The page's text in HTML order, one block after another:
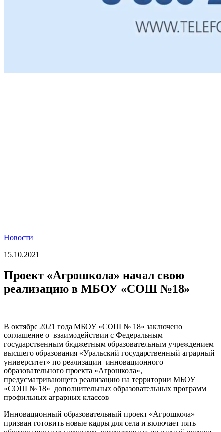
Новости
15.10.2021
Проект «Агрошкола» начал свою
реализацию в МБОУ «СОШ №18»
В октябре 2021 года МБОУ «СОШ № 18» заключено
соглашение о взаимодействии с Федеральным
государственным бюджетным образовательным учреждением
высшего образования «Уральский государственный аграрный
университет» по реализации инновационного
образовательного проекта «Агрошкола»,
предусматривающего реализацию на территории МБОУ
«СОШ № 18» дополнительных образовательных программ
профильных аграрных классов.
Инновационный образовательный проект «Агрошкола»
призван готовить новые кадры для села и включает пять